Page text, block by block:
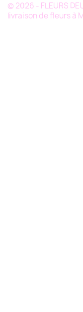
© 2026 - FLEURS
livraison de fleurs à